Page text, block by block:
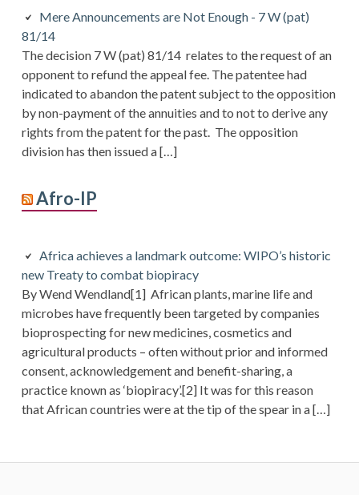
Mere Announcements are Not Enough - 7 W (pat)
81/14
The decision 7 W (pat) 81/14 relates to the request of an
opponent to refund the appeal fee. The patentee had
indicated to abandon the patent subject to the opposition
by non-payment of the annuities and to not to derive any
rights from the patent for the past. The opposition
division has then issued a […]
Afro-IP
Africa achieves a landmark outcome: WIPO’s historic
new Treaty to combat biopiracy
By Wend Wendland[1] African plants, marine life and
microbes have frequently been targeted by companies
bioprospecting for new medicines, cosmetics and
agricultural products – often without prior and informed
consent, acknowledgement and benefit-sharing, a
practice known as ‘biopiracy’.[2] It was for this reason
that African countries were at the tip of the spear in a […]